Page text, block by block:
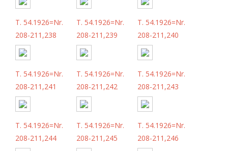
T. 54.1926=Nr.
208-211,238
T. 54.1926=Nr.
208-211,239
T. 54.1926=Nr.
208-211,240
T. 54.1926=Nr.
208-211,241
T. 54.1926=Nr.
208-211,242
T. 54.1926=Nr.
208-211,243
T. 54.1926=Nr.
208-211,244
T. 54.1926=Nr.
208-211,245
T. 54.1926=Nr.
208-211,246